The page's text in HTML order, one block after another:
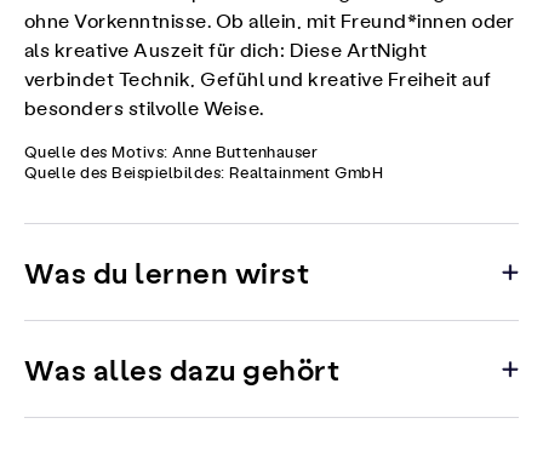
ohne Vorkenntnisse. Ob allein, mit Freund*innen oder
als kreative Auszeit für dich: Diese ArtNight
verbindet Technik, Gefühl und kreative Freiheit auf
besonders stilvolle Weise.
Quelle des Motivs: Anne Buttenhauser
Quelle des Beispielbildes: Realtainment GmbH
Was du lernen wirst
Was alles dazu gehört